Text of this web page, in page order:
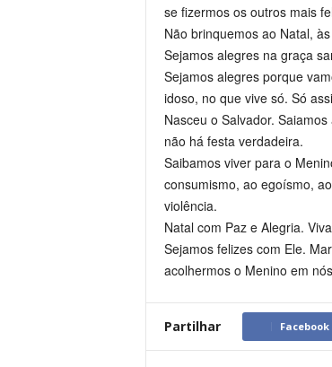
se fizermos os outros mais
Não brinquemos ao Natal,
Sejamos alegres na graça
Sejamos alegres porque
idoso, no que vive só. Só
Nasceu o Salvador.
não há festa verdadeira.
Saibamos viver para o
consumismo, ao egoísmo,
violência.
Natal com Paz e Alegria.
Sejamos felizes com Ele.
acolhermos o Menino em
Partilhar Facebook